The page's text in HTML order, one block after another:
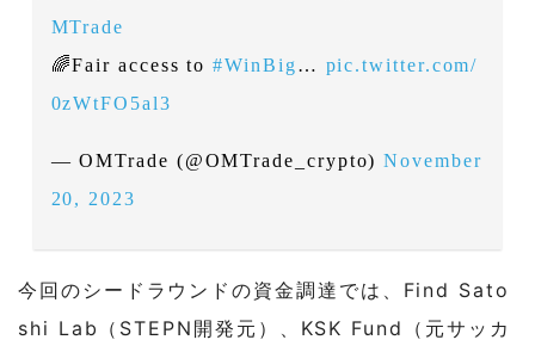
MTrade
🌈Fair access to#WinBig… pic.twitter.com/
0zWtFO5al3
— OMTrade (@OMTrade_crypto)November
20, 2023
今回のシードラウンドの資金調達では、Find Sato
shi Lab（STEPN開発元）、KSK Fund（元サッカ